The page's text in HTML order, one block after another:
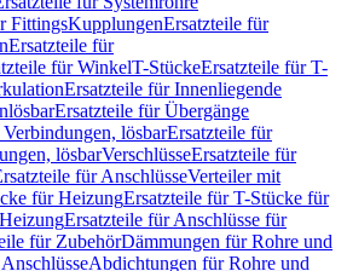
FittingsKupplungenErsatzteile für
Ersatzteile für
für WinkelT-StückeErsatzteile für T-
Ersatzteile für Innenliegende
Ersatzteile für Übergänge
lösbarErsatzteile für
lösbarVerschlüsseErsatzteile für
für AnschlüsseVerteiler mit
für HeizungErsatzteile für T-Stücke für
Ersatzteile für Anschlüsse für
für ZubehörDämmungen für Rohre und
Abdichtungen für Rohre und